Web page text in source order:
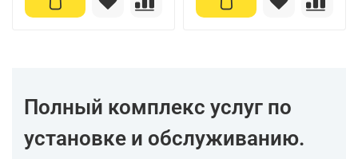
Полный комплекс услуг по
установке и обслуживанию.